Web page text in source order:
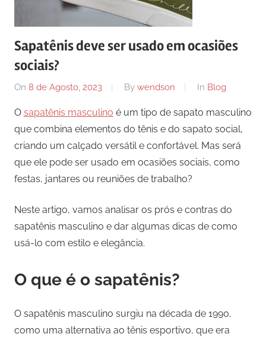
Sapatênis deve ser usado em ocasiões
sociais?
On 8 de Agosto, 2023 By wendson In Blog
O sapatênis masculino é um tipo de sapato masculino
que combina elementos do tênis e do sapato social,
criando um calçado versátil e confortável. Mas será
que ele pode ser usado em ocasiões sociais, como
festas, jantares ou reuniões de trabalho?
Neste artigo, vamos analisar os prós e contras do
sapatênis masculino e dar algumas dicas de como
usá-lo com estilo e elegância.
O que é o sapatênis?
O sapatênis masculino surgiu na década de 1990,
como uma alternativa ao tênis esportivo, que era